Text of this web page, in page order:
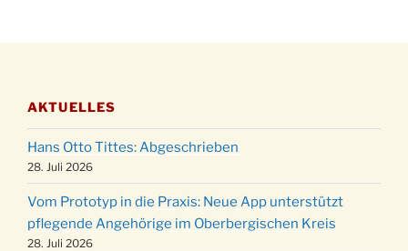
Stadtteilhaus um 19:00 Uhr
11.12.
Puer-Natus weihnachtliches Brauchtum am
Robert-Gassner-Hof um 17:00 Uhr
19.12.
Kinderbibeltag im Ev. Gemeindehaus von 10-
12 Uhr
20.12.
Weihnachts-Konzert des Honterus Chors in
der Kirche um 17:00 Uhr
AKTUELLES
Hans Otto Tittes: Abgeschrieben
28. Juli 2026
Vom Prototyp in die Praxis: Neue App unterstützt
pflegende Angehörige im Oberbergischen Kreis
28. Juli 2026